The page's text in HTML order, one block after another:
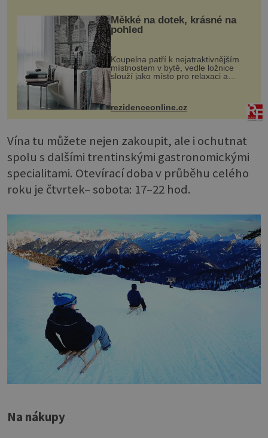
Měkké na dotek, krásné na
pohled
Koupelna patří k nejatraktivnějším
místnostem v bytě, vedle ložnice
slouží jako místo pro relaxaci a
odpočinek. Koupelnový textil –
ručníky, osušky a koberečky –
mohou jako mávnutím kouzelného
proutku...
rezidenceonline.cz
Vína tu můžete nejen zakoupit, ale i ochutnat
spolu s dalšími trentinskými gastronomickými
specialitami. Otevírací doba v průběhu celého
roku je čtvrtek– sobota: 17–22 hod.
Na nákupy